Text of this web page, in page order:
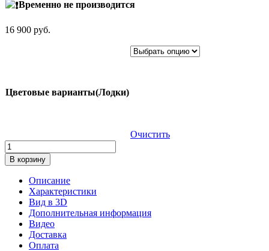
Временно не производится
16 900 руб.
Цветовые варианты(Лодки)
Очистить
Количество
товара
Надувная
гребная
лодка
«Тузик»
В корзину
Описание
Характеристики
Вид в 3D
Дополнительная информация
Видео
Доставка
Оплата